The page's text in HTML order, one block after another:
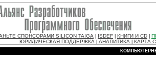
СПОНСОРАМИ SILICON TAIGA ISDEF КНИГИ И CD
ЮРИДИЧЕСКАЯ ПОДДЕРЖКА| АНАЛИТИКА КАРТА